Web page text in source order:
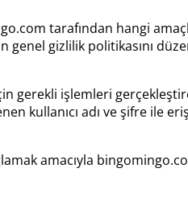
tarafından hangi
genel gizlilik politikasını
gerekli işlemleri
kullanıcı adı ve şifre ile
amacıyla